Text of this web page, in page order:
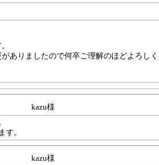
ありましたので何卒ご理解のほどよろしく
kazu様
す。
kazu様